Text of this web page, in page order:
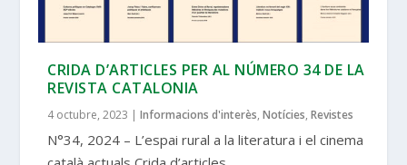
CRIDA D’ARTICLES PER AL NÚMERO 34 DE LA
REVISTA CATALONIA
4 octubre, 2023 |Informacions d'interès,Notícies,Revistes
N°34, 2024 – L’espai rural a la literatura i el cinema